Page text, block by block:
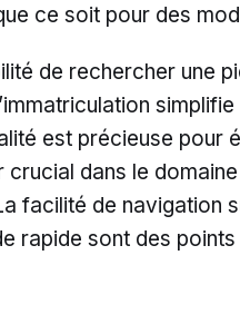
ce soit pour des
de rechercher une
est précieuse pour
crucial dans le
facilité de navigation
rapide sont des